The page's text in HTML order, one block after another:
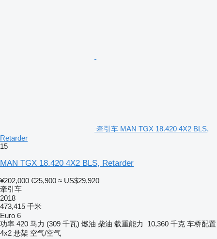
牵引车 MAN TGX 18.420 4X2 BLS,
Retarder
15
MAN TGX 18.420 4X2 BLS, Retarder
¥202,000 €25,900 ≈ US$29,920
牵引车
2018
473,415 千米
Euro 6
功率 420 马力 (309 千瓦) 燃油 柴油 载重能力 10,360 千克 车桥配置
4x2 悬架 空气/空气